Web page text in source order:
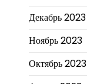
Декабрь 2023
Ноябрь 2023
Октябрь 2023